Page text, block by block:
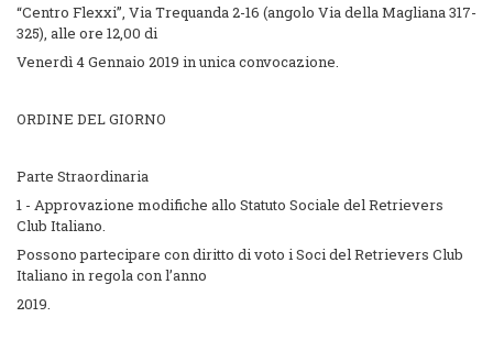
“Centro Flexxi”, Via Trequanda 2-16 (angolo Via della Magliana 317-
325), alle ore 12,00 di
Venerdì 4 Gennaio 2019 in unica convocazione.
ORDINE DEL GIORNO
Parte Straordinaria
1 - Approvazione modifiche allo Statuto Sociale del Retrievers
Club Italiano.
Possono partecipare con diritto di voto i Soci del Retrievers Club
Italiano in regola con l’anno
2019.